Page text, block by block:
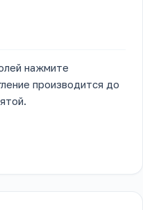
нажмите
производится до